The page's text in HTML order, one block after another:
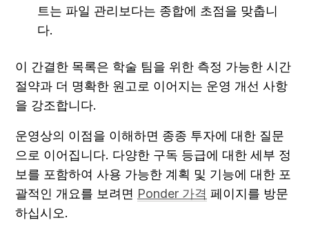
트는 파일 관리보다는 종합에 초점을 맞춥니
다.
이 간결한 목록은 학술 팀을 위한 측정 가능한 시간
절약과 더 명확한 원고로 이어지는 운영 개선 사항
을 강조합니다.
운영상의 이점을 이해하면 종종 투자에 대한 질문
으로 이어집니다. 다양한 구독 등급에 대한 세부 정
보를 포함하여 사용 가능한 계획 및 기능에 대한 포
괄적인 개요를 보려면 Ponder 가격 페이지를 방문
하십시오.